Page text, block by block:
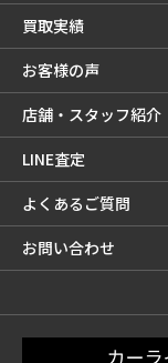
買取実績
お客様の声
店舗・スタッフ紹介
LINE査定
よくあるご質問
お問い合わせ